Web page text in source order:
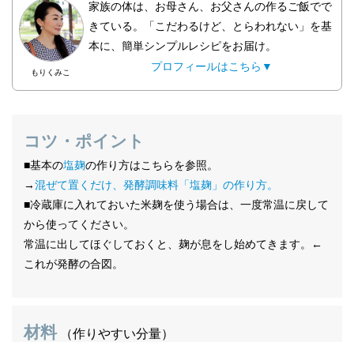
もりくみこ
家族の体は、お母さん、お父さんの作るご飯でで
きている。「こだわるけど、とらわれない」を基
本に、簡単シンプルレシピをお届け。
プロフィールはこちら▼
コツ・ポイント
■基本の塩麹の作り方はこちらを参照。
→混ぜて置くだけ、発酵調味料「塩麹」の作り方。
■冷蔵庫に入れておいた米麹を使う場合は、一度常温に戻して
から使ってください。
常温に出してほぐしておくと、麹が息をし始めてきます。←
これが発酵の合図。
材料 （作りやすい分量）